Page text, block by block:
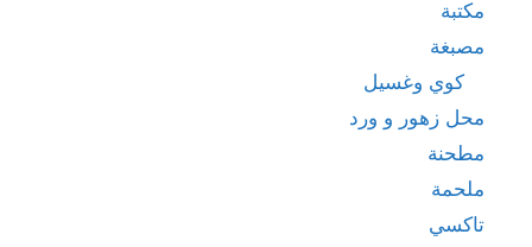
مكتبة
مصبغة
كوي وغسيل
محل زهور و ورد
مطحنة
ملحمة
تاكسي